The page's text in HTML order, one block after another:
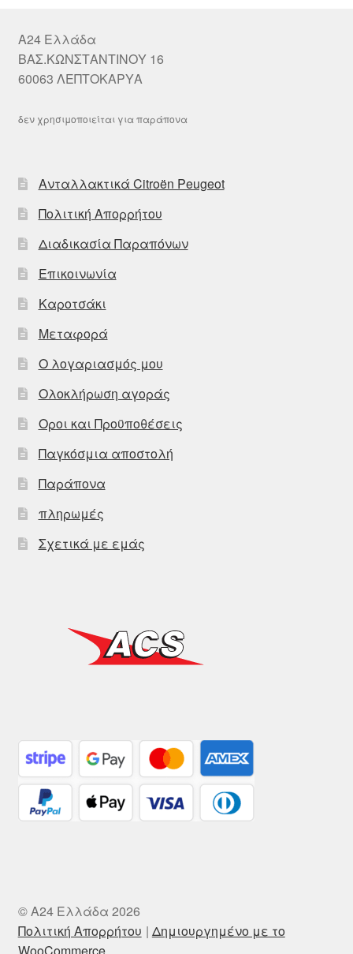
A24 Ελλάδα
ΒΑΣ.ΚΩΝΣΤΑΝΤΙΝΟΥ 16
60063 ΛΕΠΤΟΚΑΡΥΑ
δεν χρησιμοποιείται για παράπονα
Ανταλλακτικά Citroën Peugeot
Πολιτική Απορρήτου
Διαδικασία Παραπόνων
Επικοινωνία
Καροτσάκι
Μεταφορά
Ο λογαριασμός μου
Ολοκλήρωση αγοράς
Οροι και Προϋποθέσεις
Παγκόσμια αποστολή
Παράπονα
πληρωμές
Σχετικά με εμάς
© A24 Ελλάδα 2026
Πολιτική Απορρήτου
Δημιουργημένο με το